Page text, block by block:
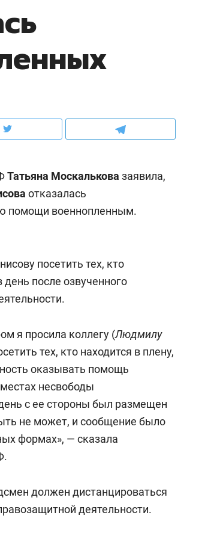
Татьяна Москалькова заявила,
отказалась
помощи военнопленным.
посетить тех, кто
день после озвученного
я просила коллегу (Людмилу
тех, кто находится в плену,
оказывать помощь
несвободы
с ее стороны был размещен
не может, и сообщение было
формах», — сказала
должен дистанцироваться
деятельности.
и чудных запросах мастеров
считает
с мебелью за 2
для меня это